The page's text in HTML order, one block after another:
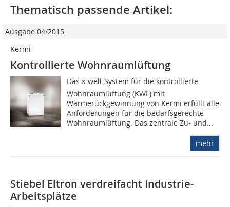
Thematisch passende Artikel:
Ausgabe 04/2015
Kermi
Kontrollierte Wohnraumlüftung
Das x-well-System für die kontrollierte
Wohnraumlüftung (KWL) mit
Wärmerückgewinnung von Kermi erfüllt alle
Anforderungen für die bedarfsgerechte
Wohnraumlüftung. Das zentrale Zu- und...
mehr
Stiebel Eltron verdreifacht Industrie-
Arbeitsplätze